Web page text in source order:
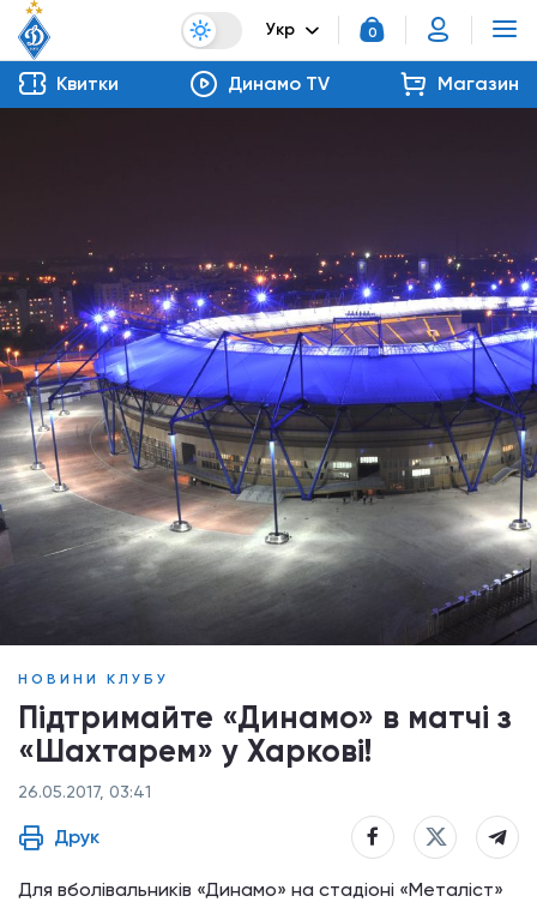
Укр 0
Квитки Динамо TV Магазин
НОВИНИ КЛУБУ
Підтримайте «Динамо» в матчі з
«Шахтарем» у Харкові!
26.05.2017, 03:41
Друк
Для вболівальників «Динамо» на стадіоні «Металіст»